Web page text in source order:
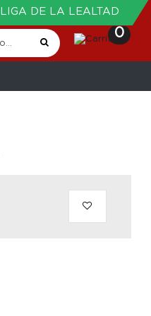
LIGA DE LA LEALTAD
0